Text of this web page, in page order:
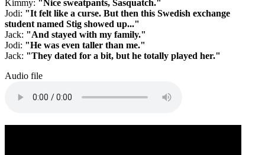
Kimmy: "Nice sweatpants, Sasquatch."
Jodi: "It felt like a curse. But then this Swedish exchange
student named Stig showed up..."
Jack: "And stayed with my family."
Jodi: "He was even taller than me."
Jack: "They dated for a bit, but he totally played her."
Audio file